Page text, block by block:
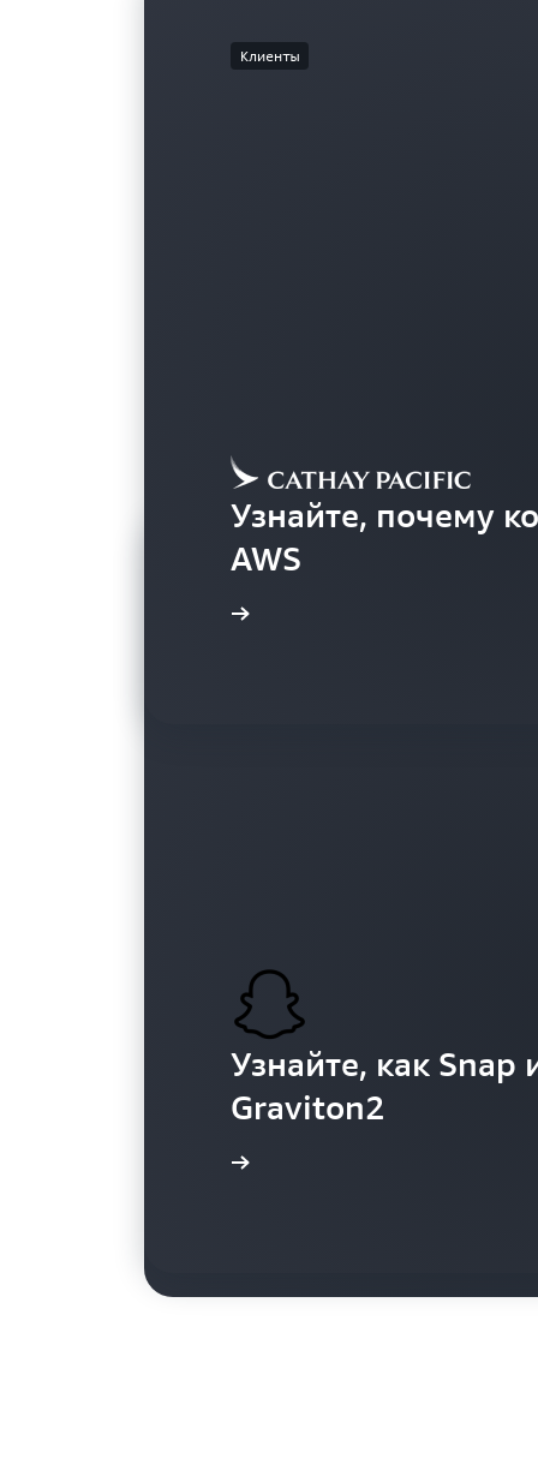
Клиенты
Узнайте, почему
AWS
Клиенты
Узнайте, как Snap
Graviton2
Узнайте, как
помощью Amazon